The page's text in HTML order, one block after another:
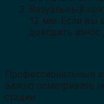
Визуальный
12 мм. Если вы
доводить износ
Профессиональные
важно осматривать
стадии.